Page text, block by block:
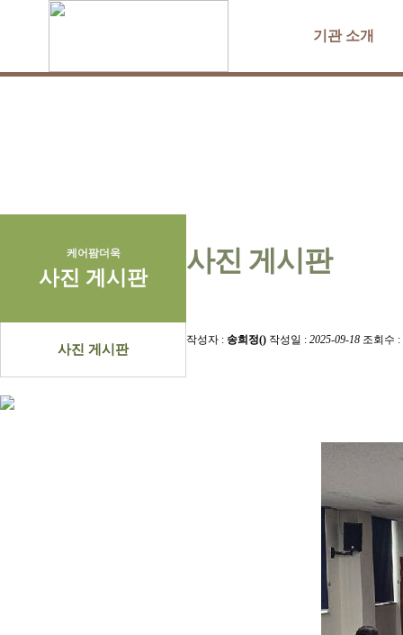
기관 소개
케어팜더욱
사진 게시판
사진 게시판
사진 게시판
작성자 : 송희정() 작성일 : 2025-09-18 조회수 :